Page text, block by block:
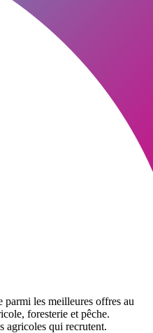
les meilleures offres au
foresterie et pêche.
agricoles qui recrutent.